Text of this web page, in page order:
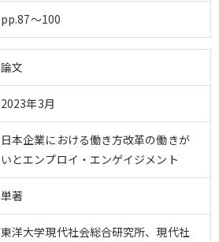
pp.87～100
論文
2023年3月
日本企業における働き方改革の働きが
いとエンプロイ・エンゲイジメント
単著
東洋大学現代社会総合研究所、現代社